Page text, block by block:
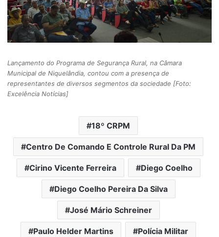
Lançamento do Programa de Segurança Rural, na Câmara
Municipal de Niquelândia, contou com a presença de
representantes de diversos segmentos da sociedade [Foto:
Excelência Notícias]
18º CRPM
Centro De Comando E Controle Rural Da PM
Cirino Vicente Ferreira Diego Coelho
Diego Coelho Pereira Da Silva
José Mário Schreiner
Paulo Helder Martins Polícia Militar